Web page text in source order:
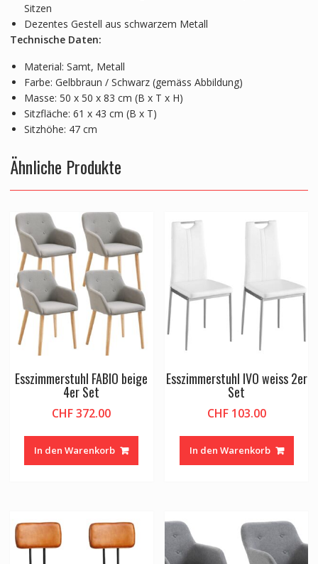
Sitzen
Dezentes Gestell aus schwarzem Metall
Technische Daten:
Material: Samt, Metall
Farbe: Gelbbraun / Schwarz (gemäss Abbildung)
Masse: 50 x 50 x 83 cm (B x T x H)
Sitzfläche: 61 x 43 cm (B x T)
Sitzhöhe: 47 cm
Ähnliche Produkte
Esszimmerstuhl FABIO beige
4er Set
CHF372.00
In den Warenkorb
Esszimmerstuhl IVO weiss 2er
Set
CHF103.00
In den Warenkorb